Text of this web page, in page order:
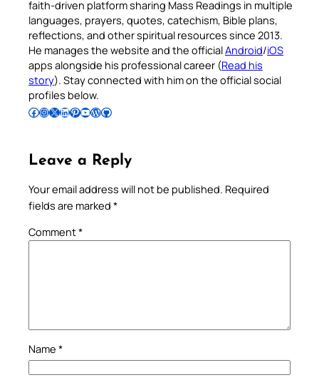
faith-driven platform sharing Mass Readings in multiple
languages, prayers, quotes, catechism, Bible plans,
reflections, and other spiritual resources since 2013.
He manages the website and the officialAndroid/iOS
apps alongside his professional career (Read his
story). Stay connected with him on the official social
profiles below.
Follow Pradeep on Facebook Follow Pradeep on InstagramFollow Pradeep on X Follow Pradeep on LinkedIn Follow Pradeep on Pinterest Subscribe to Pradeep’s Youtube Channel Follow Pradeep on WordPress Follow Pradeep on GitHub
Leave a Reply
Your email address will not be published. Required
fields are marked *
Comment*
Name *